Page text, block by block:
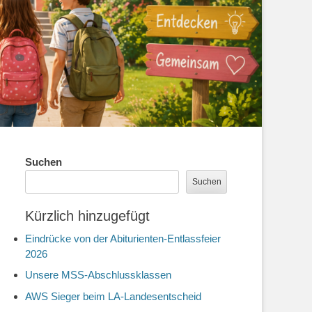
Suchen
Suchen
Kürzlich hinzugefügt
Eindrücke von der Abiturienten-Entlassfeier
2026
Unsere MSS-Abschlussklassen
AWS Sieger beim LA-Landesentscheid